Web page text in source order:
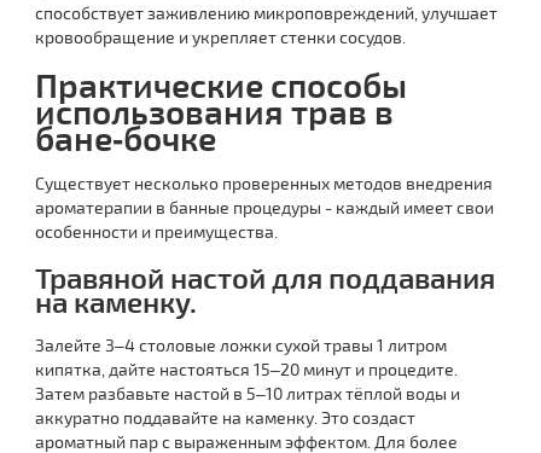
способствует заживлению микроповреждений, улучшает
кровообращение и укрепляет стенки сосудов.
Практические способы
использования трав в
бане‑бочке
Существует несколько проверенных методов внедрения
ароматерапии в банные процедуры - каждый имеет свои
особенности и преимущества.
Травяной настой для поддавания
на каменку.
Залейте 3–4 столовые ложки сухой травы 1 литром
кипятка, дайте настояться 15–20 минут и процедите.
Затем разбавьте настой в 5–10 литрах тёплой воды и
аккуратно поддавайте на каменку. Это создаст
ароматный пар с выраженным эффектом. Для более